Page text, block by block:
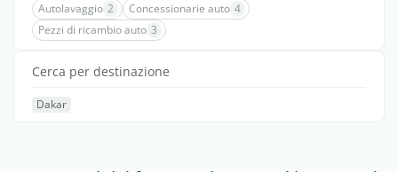
Autolavaggio 2 Concessionarie auto 4
Pezzi di ricambio auto 3
Cerca per destinazione
Dakar